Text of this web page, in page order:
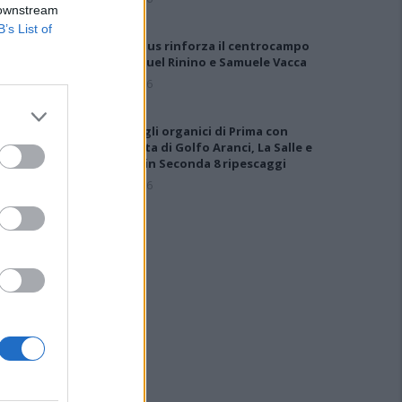
List of
Il Selargius rinforza il centrocampo
con Manuel Rinino e Samuele Vacca
6 Ago 2026
Definiti gli organici di Prima con
l'aggiunta di Golfo Aranci, La Salle e
Ottava, in Seconda 8 ripescaggi
7 Ago 2026